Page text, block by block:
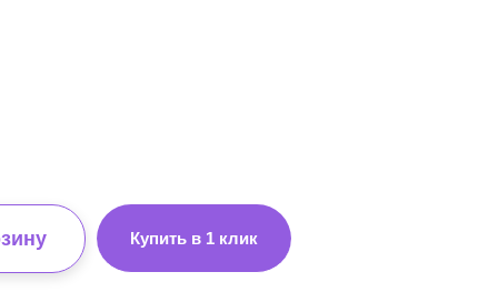
Купить в 1 клик